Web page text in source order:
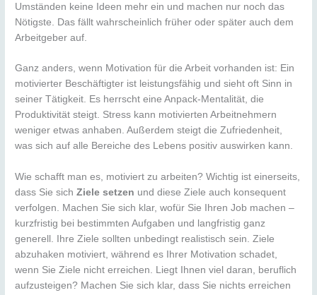
Umständen keine Ideen mehr ein und machen nur noch das
Nötigste. Das fällt wahrscheinlich früher oder später auch dem
Arbeitgeber auf.
Ganz anders, wenn Motivation für die Arbeit vorhanden ist: Ein
motivierter Beschäftigter ist leistungsfähig und sieht oft Sinn in
seiner Tätigkeit. Es herrscht eine Anpack-Mentalität, die
Produktivität steigt. Stress kann motivierten Arbeitnehmern
weniger etwas anhaben. Außerdem steigt die Zufriedenheit,
was sich auf alle Bereiche des Lebens positiv auswirken kann.
Wie schafft man es, motiviert zu arbeiten? Wichtig ist einerseits,
dass Sie sichZiele setzen und diese Ziele auch konsequent
verfolgen. Machen Sie sich klar, wofür Sie Ihren Job machen –
kurzfristig bei bestimmten Aufgaben und langfristig ganz
generell. Ihre Ziele sollten unbedingt realistisch sein. Ziele
abzuhaken motiviert, während es Ihrer Motivation schadet,
wenn Sie Ziele nicht erreichen. Liegt Ihnen viel daran, beruflich
aufzusteigen? Machen Sie sich klar, dass Sie nichts erreichen